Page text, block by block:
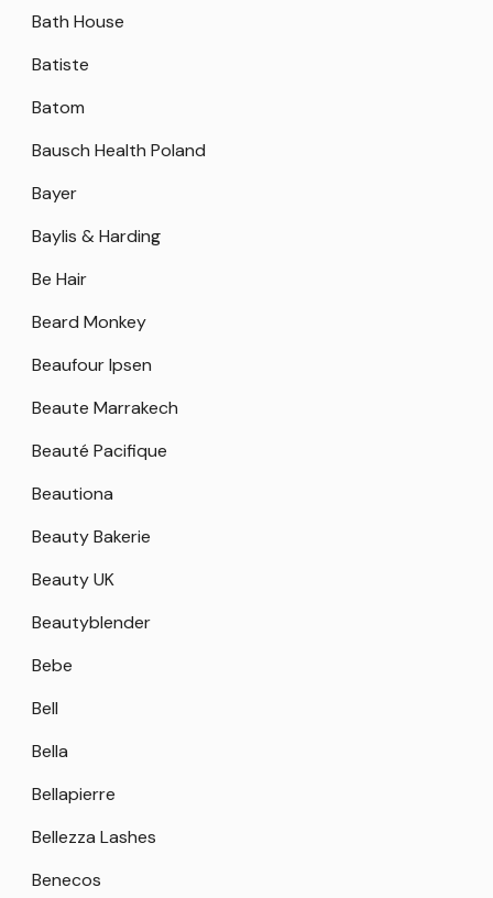
Bath House
Batiste
Batom
Bausch Health Poland
Bayer
Baylis & Harding
Be Hair
Beard Monkey
Beaufour Ipsen
Beaute Marrakech
Beauté Pacifique
Beautiona
Beauty Bakerie
Beauty UK
Beautyblender
Bebe
Bell
Bella
Bellapierre
Bellezza Lashes
Benecos